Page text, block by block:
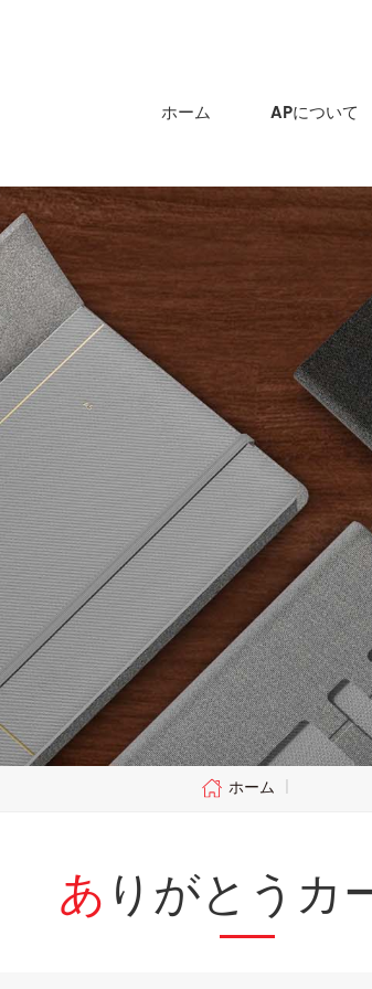
ホーム APについて
ホーム |
ありがとうカ